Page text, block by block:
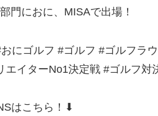
門におに、MISAで出場！
にゴルフ #ゴルフ #ゴルフラ
エイターNo1決定戦 #ゴルフ対
はこちら！⬇︎